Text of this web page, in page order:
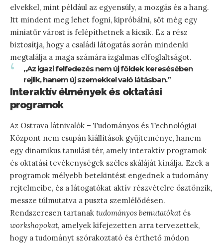
elvekkel, mint például az egyensúly, a mozgás és a hang.
Itt mindent meg lehet fogni, kipróbálni, sőt még egy
miniatűr várost is felépíthetnek a kicsik. Ez a rész
biztosítja, hogy a családi látogatás során mindenki
megtalálja a maga számára izgalmas elfoglaltságot.
„Az igazi felfedezés nem új földek keresésében
rejlik, hanem új szemekkel való látásban.”
Interaktív élmények és oktatási
programok
Az Ostrava látnivalók – Tudományos és Technológiai
Központ nem csupán kiállítások gyűjteménye, hanem
egy dinamikus tanulási tér, amely interaktív programok
és oktatási tevékenységek széles skáláját kínálja. Ezek a
programok mélyebb betekintést engednek a tudomány
rejtelmeibe, és a látogatókat aktív részvételre ösztönzik,
messze túlmutatva a puszta szemlélődésen.
Rendszeresen tartanak tudományos bemutatókatés
workshopokat, amelyek kifejezetten arra tervezettek,
hogy a tudományt szórakoztató és érthető módon